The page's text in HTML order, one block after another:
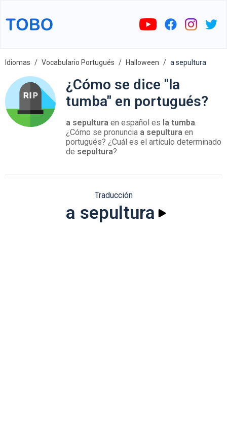
Idiomas Vocabulario Portugués Halloween a sepultura
¿Cómo se dice "la
tumba" en portugués?
a sepultura en español es la tumba.
¿Cómo se pronuncia a sepultura en
portugués? ¿Cuál es el artículo determinado
de sepultura?
Traducción
a sepultura